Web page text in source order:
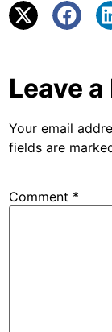
Leave
Your email
fields are
Comment *